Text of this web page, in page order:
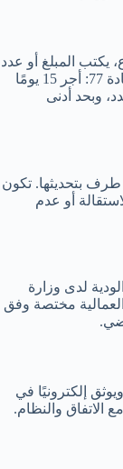
يكتب المبلغ أو عدد
الأجور لكل طرف بوضوح. وإذا لم يحدد، تطبق المادة 77: أجر 15 يومًا
وبحد أدنى
طرف بتحديثها. تكون
أو عدم
لدى وزارة
العمالية مختصة وفق
إلكترونيًا في
الاتفاق والنظام.